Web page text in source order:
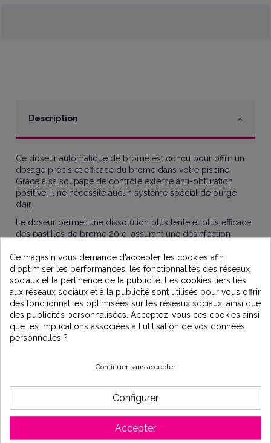
Description
Ce doseur automatique de brome est conçu pour offrir un
dosage précis et efficace du brome dans votre piscine.
Grâce à sa soupape de contrôle externe anti-obturation
positive, il ne nécessite aucun système spécial de purge
d’air.
Le doseur permet une dissolution plus lente et plus efficace
des pastilles de brome 20 g, assurant une désinfection
Idéal pour les piscines hors-sol ou traditionnelles, il est
simple à installer et à utiliser pour un traitement fiable et sans
souci.
Installation
À installer directement en ligne après le filtre, dans le sens
du courant de l’eau.
même très compactes.
Type de doseur : Mécanique
Usage : Particulier
Produit chimique dosé : Brome
Ce magasin vous demande d'accepter les cookies afin
d'optimiser les performances, les fonctionnalités des réseaux
sociaux et la pertinence de la publicité. Les cookies tiers liés
aux réseaux sociaux et à la publicité sont utilisés pour vous offrir
des fonctionnalités optimisées sur les réseaux sociaux, ainsi que
des publicités personnalisées. Acceptez-vous ces cookies ainsi
que les implications associées à l'utilisation de vos données
personnelles ?
Continuer sans accepter
Configurer
Accepter